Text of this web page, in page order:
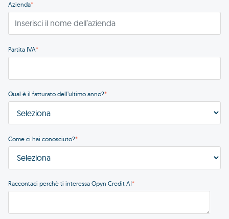
Azienda*
Partita IVA*
Qual è il fatturato dell’ultimo anno?*
Come ci hai conosciuto?*
Raccontaci perchè ti interessa Opyn Credit AI*